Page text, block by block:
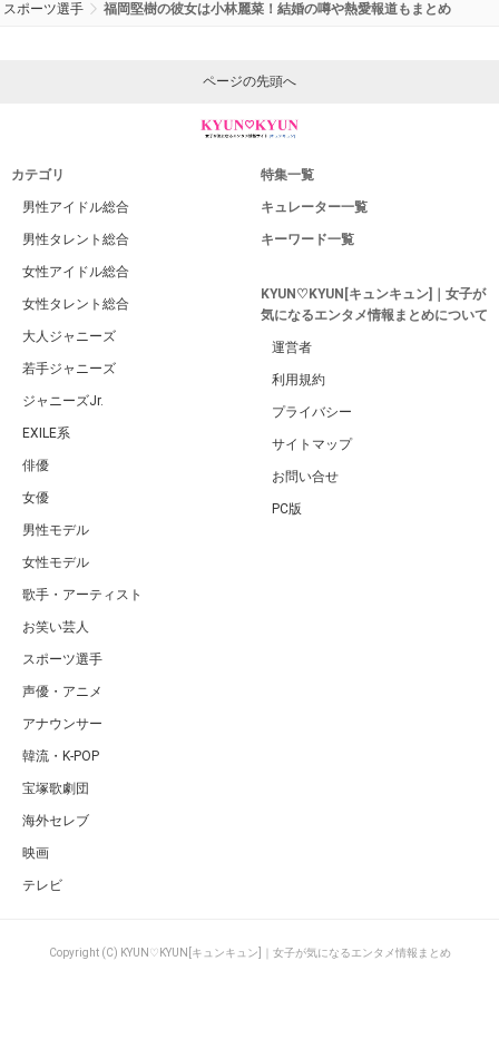
スポーツ選手 福岡堅樹の彼女は小林麗菜！結婚の噂や熱愛報道もまとめ
ページの先頭へ
カテゴリ
男性アイドル総合
男性タレント総合
女性アイドル総合
女性タレント総合
大人ジャニーズ
若手ジャニーズ
ジャニーズJr.
EXILE系
俳優
女優
男性モデル
女性モデル
歌手・アーティスト
お笑い芸人
スポーツ選手
声優・アニメ
アナウンサー
韓流・K-POP
宝塚歌劇団
海外セレブ
映画
テレビ
特集一覧
キュレーター一覧
キーワード一覧
KYUN♡KYUN[キュンキュン]｜女子が
気になるエンタメ情報まとめについて
運営者
利用規約
プライバシー
サイトマップ
お問い合せ
PC版
Copyright (C) KYUN♡KYUN[キュンキュン]｜女子が気になるエンタメ情報まとめ